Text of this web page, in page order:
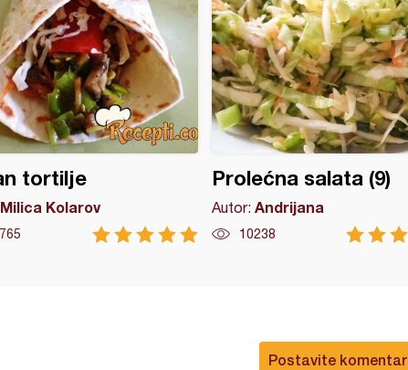
tortilje
Milica Kolarov
Prolećna salata (9)
Autor: Andrijana
10238
Postavite komentar